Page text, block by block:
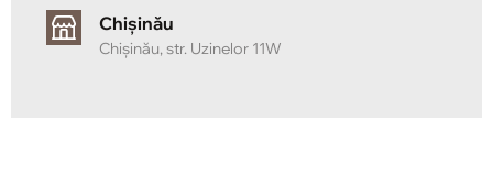
Chișinău
Chișinău, str. Uzinelor 11W